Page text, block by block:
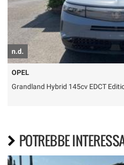
n.d.
OPEL
Grandland Hybrid 145cv EDCT
POTREBBE